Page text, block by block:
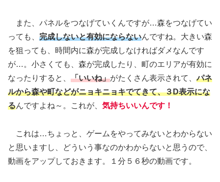
また、パネルをつなげていくんですが…森をつなげてい
っても、 完成しないと有効にならないんですね。大きい森
を狙っても、時間内に森が完成しなければダメなんです
が…。小さくても、森が完成したり、町のエリアが有効に
なったりすると、 「いいね」がたくさん表示されて、パネ
ルから森や町などがニョキニョキでてきて、３D表示にな
るんですよね～。これが、 気持ちいいんです！
これは…ちょっと、ゲームをやってみないとわからない
と思いますし、どういう事なのかわからないと思うので、
動画をアップしておきます。１分５６秒の動画です。